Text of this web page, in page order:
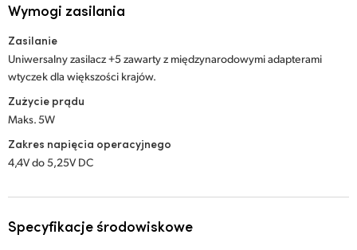
Wymogi zasilania
Zasilanie
Uniwersalny zasilacz +5 zawarty z międzynarodowymi adapterami
wtyczek dla większości krajów.
Zużycie prądu
Maks. 5W
Zakres napięcia operacyjnego
4,4V do 5,25V DC
Specyfikacje środowiskowe